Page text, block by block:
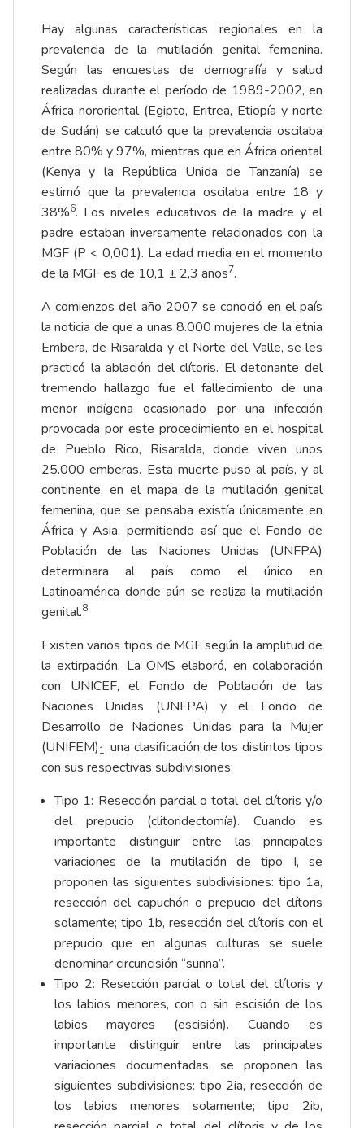
Hay algunas características regionales en la
prevalencia de la mutilación genital femenina.
Según las encuestas de demografía y salud
realizadas durante el período de 1989-2002, en
África nororiental (Egipto, Eritrea, Etiopía y norte
de Sudán) se calculó que la prevalencia oscilaba
entre 80% y 97%, mientras que en África oriental
(Kenya y la República Unida de Tanzanía) se
estimó que la prevalencia oscilaba entre 18 y
38%6. Los niveles educativos de la madre y el
padre estaban inversamente relacionados con la
MGF (P < 0,001). La edad media en el momento
de la MGF es de 10,1 ± 2,3 años7.
A comienzos del año 2007 se conoció en el país
la noticia de que a unas 8.000 mujeres de la etnia
Embera, de Risaralda y el Norte del Valle, se les
practicó la ablación del clítoris. El detonante del
tremendo hallazgo fue el fallecimiento de una
menor indígena ocasionado por una infección
provocada por este procedimiento en el hospital
de Pueblo Rico, Risaralda, donde viven unos
25.000 emberas. Esta muerte puso al país, y al
continente, en el mapa de la mutilación genital
femenina, que se pensaba existía únicamente en
África y Asia, permitiendo así que el Fondo de
Población de las Naciones Unidas (UNFPA)
determinara al país como el único en
Latinoamérica donde aún se realiza la mutilación
genital.8
Existen varios tipos de MGF según la amplitud de
la extirpación. La OMS elaboró, en colaboración
con UNICEF, el Fondo de Población de las
Naciones Unidas (UNFPA) y el Fondo de
Desarrollo de Naciones Unidas para la Mujer
(UNIFEM)1, una clasificación de los distintos tipos
con sus respectivas subdivisiones:
Tipo 1: Resección parcial o total del clítoris y/o
del prepucio (clitoridectomía). Cuando es
importante distinguir entre las principales
variaciones de la mutilación de tipo I, se
proponen las siguientes subdivisiones: tipo 1a,
resección del capuchón o prepucio del clítoris
solamente; tipo 1b, resección del clítoris con el
prepucio que en algunas culturas se suele
denominar circuncisión “sunna”.
Tipo 2: Resección parcial o total del clítoris y
los labios menores, con o sin escisión de los
labios mayores (escisión). Cuando es
importante distinguir entre las principales
variaciones documentadas, se proponen las
siguientes subdivisiones: tipo 2ia, resección de
los labios menores solamente; tipo 2ib,